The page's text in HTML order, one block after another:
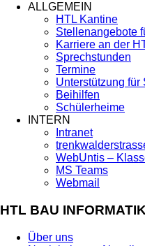
ALLGEMEIN
HTL Kantine
Stellenangebote
Karriere an der
Sprechstunden
Termine
Unterstützung für
Beihilfen
Schülerheime
INTERN
Intranet
WebUntis –
MS Teams
Webmail
HTL BAU
Über uns